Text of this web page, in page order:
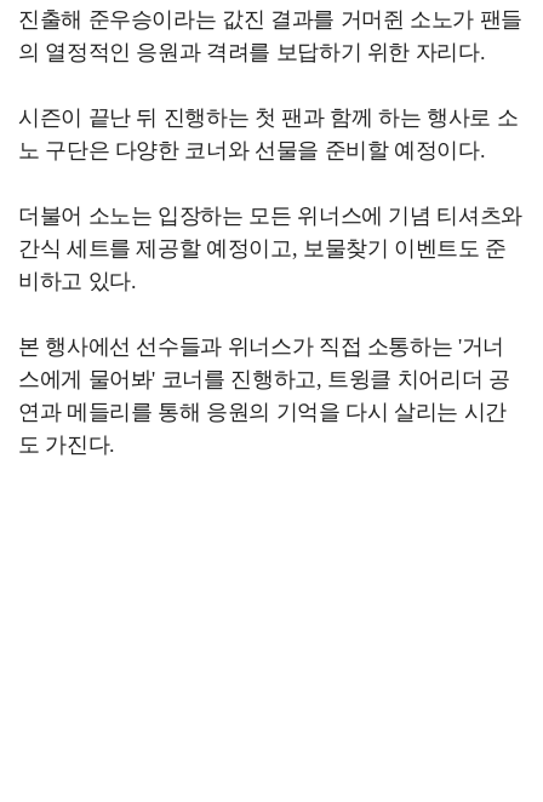
진출해 준우승이라는 값진 결과를 거머쥔 소노가 팬들
의 열정적인 응원과 격려를 보답하기 위한 자리다.
시즌이 끝난 뒤 진행하는 첫 팬과 함께 하는 행사로 소
노 구단은 다양한 코너와 선물을 준비할 예정이다.
더불어 소노는 입장하는 모든 위너스에 기념 티셔츠와
간식 세트를 제공할 예정이고, 보물찾기 이벤트도 준
비하고 있다.
본 행사에선 선수들과 위너스가 직접 소통하는 '거너
스에게 물어봐' 코너를 진행하고, 트윙클 치어리더 공
연과 메들리를 통해 응원의 기억을 다시 살리는 시간
도 가진다.